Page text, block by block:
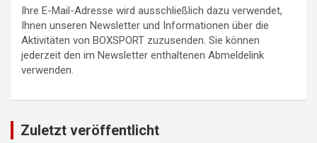
Ihre E-Mail-Adresse wird ausschließlich dazu verwendet,
Ihnen unseren Newsletter und Informationen über die
Aktivitäten von BOXSPORT zuzusenden. Sie können
jederzeit den im Newsletter enthaltenen Abmeldelink
verwenden.
Zuletzt veröffentlicht